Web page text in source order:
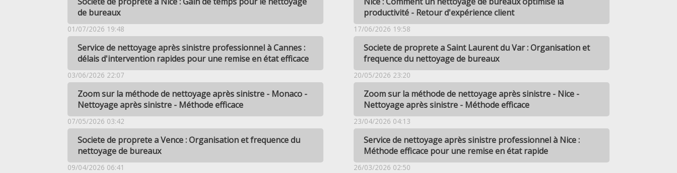
de bureaux
productivité - Retour d'expérience client
01/07/2026 19:48
Service de nettoyage après sinistre professionnel à Cannes :
délais d'intervention rapides pour une remise en état efficace
17/06/2026 19:58
Societe de proprete a Saint Laurent du Var : Organisation et
frequence du nettoyage de bureaux
03/06/2026 22:07
Zoom sur la méthode de nettoyage après sinistre - Monaco -
Nettoyage après sinistre - Méthode efficace
20/05/2026 23:20
Zoom sur la méthode de nettoyage après sinistre - Nice -
Nettoyage après sinistre - Méthode efficace
07/05/2026 03:42
Societe de proprete a Vence : Organisation et frequence du
nettoyage de bureaux
23/04/2026 04:13
Service de nettoyage après sinistre professionnel à Nice :
Méthode efficace pour une remise en état rapide
09/04/2026 06:41 26/03/2026 02:50